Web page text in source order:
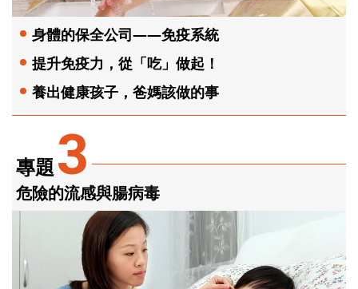
專題3
危險的流感與腸病毒
身體的保全公司——免疫系統
提升免疫力，從「吃」做起！
養出健康孩子，爸媽該做的事